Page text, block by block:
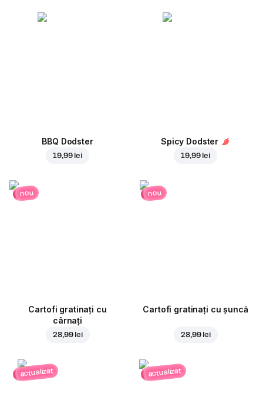
BBQ Dodster
19,99 lei
Spicy Dodster
19,99 lei
nou
Cartofi gratinați cu
cârnați
28,99 lei
nou
Cartofi gratinați cu șuncă
28,99 lei
actualizat actualizat